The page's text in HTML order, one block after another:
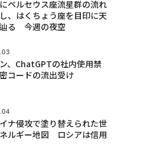
ペルセウス座流星群の流れ
、はくちょう座を目印に天
る 今週の夜空
、ChatGPTの社内使用禁
コードの流出受け
ナ侵攻で塗り替えられた世
ルギー地図 ロシアは信用